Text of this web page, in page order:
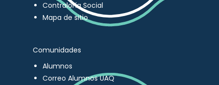
Contraloría Social
Mapa de sitio
Comunidades
Alumnos
Correo Alumnos UAQ